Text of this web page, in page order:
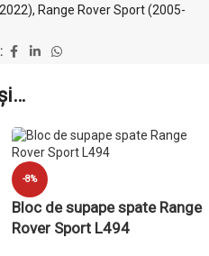
, Range Rover Sport (2005-
-8%
Bloc de supape spate Range
Rover Sport L494